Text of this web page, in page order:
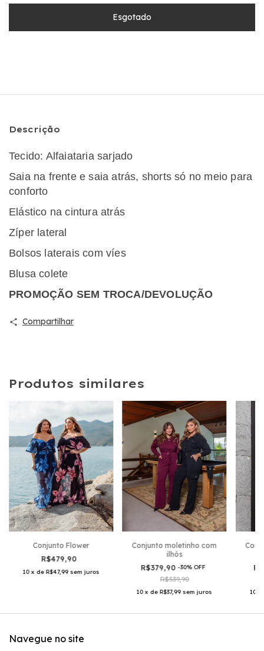
Descrição
Tecido: Alfaiataria sarjado
Saia na frente e saia atrás, shorts só no meio para
conforto
Elástico na cintura atrás
Zíper lateral
Bolsos laterais com víes
Blusa colete
PROMOÇÃO SEM TROCA/DEVOLUÇÃO
Compartilhar
Produtos similares
Conjunto Flower
R$479,90
10 x de R$47,99 sem juros
Conjunto moletinho com
ilhós
R$379,90-30%OFF
R$539,90
10 xdeR$37,99 sem juros 10
Navegue no site